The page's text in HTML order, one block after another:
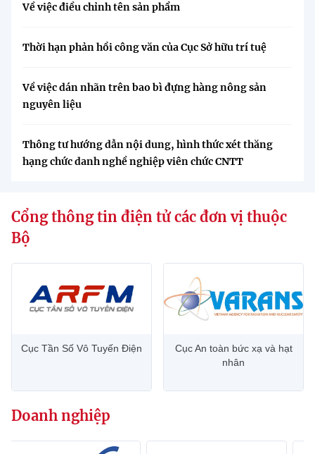
Về việc điều chỉnh tên sản phẩm
Thời hạn phản hồi công văn của Cục Sở hữu trí tuệ
Về việc dán nhãn trên bao bì đựng hàng nông sản
nguyên liệu
Thông tư hướng dẫn nội dung, hình thức xét thăng
hạng chức danh nghề nghiệp viên chức CNTT
Cổng thông tin điện tử các đơn vị thuộc
Bộ
Cục Tần Số Vô Tuyến Điện
Cục An toàn bức xạ và hạt
nhân
Doanh nghiệp